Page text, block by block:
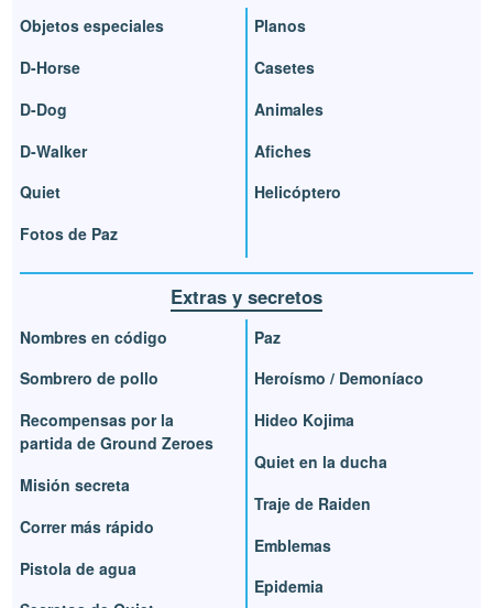
Objetos especiales
D-Horse
D-Dog
D-Walker
Quiet
Fotos de Paz
Planos
Casetes
Animales
Afiches
Helicóptero
Extras y secretos
Nombres en código
Sombrero de pollo
Recompensas por la
partida de Ground Zeroes
Misión secreta
Correr más rápido
Pistola de agua
Paz
Heroísmo / Demoníaco
Hideo Kojima
Quiet en la ducha
Traje de Raiden
Emblemas
Epidemia